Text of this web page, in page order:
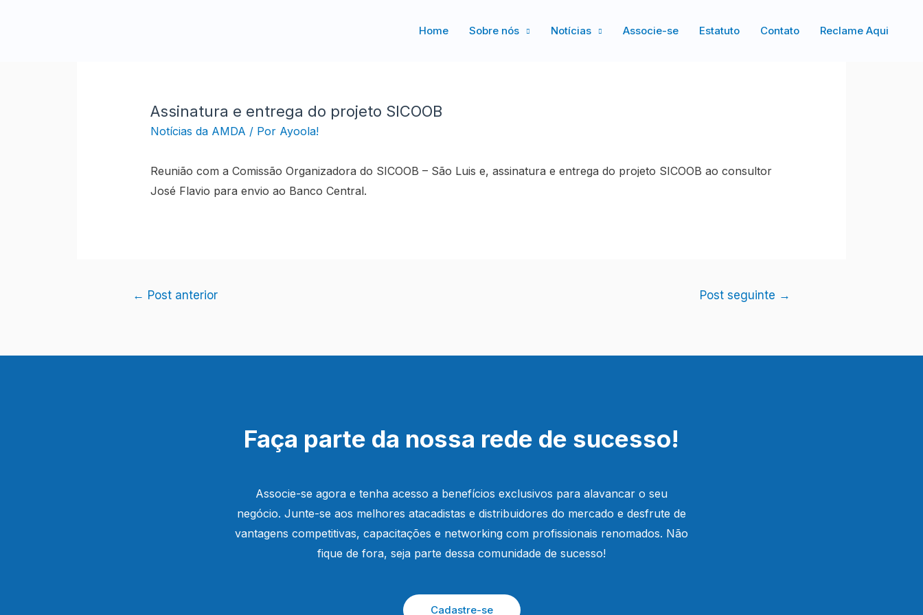
Home Sobre nós Notícias Associe-se Estatuto Contato Reclame Aqui
Assinatura e entrega do projeto SICOOB
Notícias da AMDA / Por Ayoola!
Reunião com a Comissão Organizadora do SICOOB – São Luis e, assinatura e entrega do projeto SICOOB ao consultor
José Flavio para envio ao Banco Central.
Navegação
← Post anterior Post seguinte →
Faça parte da nossa rede de sucesso!
Associe-se agora e tenha acesso a benefícios exclusivos para alavancar o seu
negócio. Junte-se aos melhores atacadistas e distribuidores do mercado e desfrute de
vantagens competitivas, capacitações e networking com profissionais renomados. Não
fique de fora, seja parte dessa comunidade de sucesso!
Cadastre-se